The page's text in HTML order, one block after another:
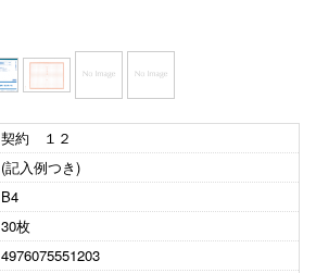
契約 １２
(記入例つき)
B4
30枚
4976075551203